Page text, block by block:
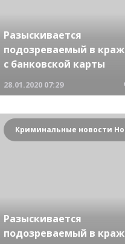
Разыскивается
подозреваемый в
с банковской карты
28.01.2020 07:29
Разыскивается
подозреваемый в